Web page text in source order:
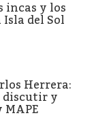
incas y los
del Sol
Herrera:
discutir y